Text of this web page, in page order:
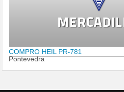
COMPRO HEIL PR-781
Pontevedra